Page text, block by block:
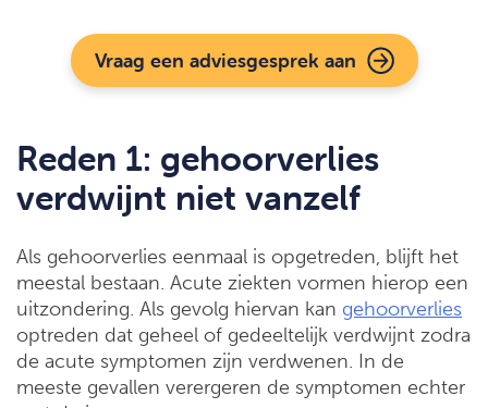
Vraag een adviesgesprek aan
Reden 1: gehoorverlies
verdwijnt niet vanzelf
Als gehoorverlies eenmaal is opgetreden, blijft het
meestal bestaan. Acute ziekten vormen hierop een
uitzondering. Als gevolg hiervan kan gehoorverlies
optreden dat geheel of gedeeltelijk verdwijnt zodra
de acute symptomen zijn verdwenen. In de
meeste gevallen verergeren de symptomen echter